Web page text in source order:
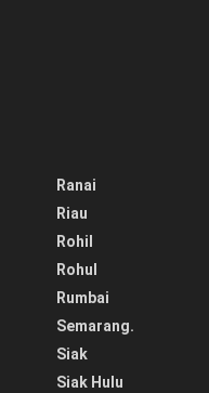
Ranai
Riau
Rohil
Rohul
Rumbai
Semarang.
Siak
Siak Hulu